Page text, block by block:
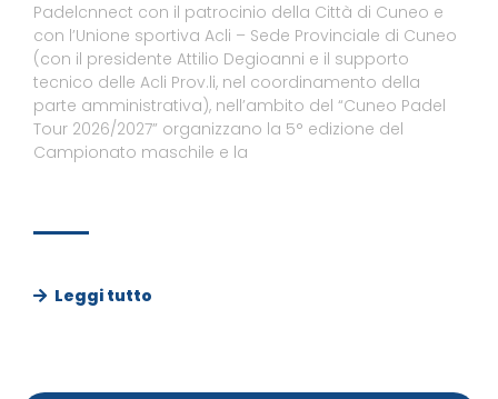
Padelcnnect con il patrocinio della Città di Cuneo e
con l’Unione sportiva Acli – Sede Provinciale di Cuneo
(con il presidente Attilio Degioanni e il supporto
tecnico delle Acli Prov.li, nel coordinamento della
parte amministrativa), nell’ambito del “Cuneo Padel
Tour 2026/2027” organizzano la 5° edizione del
Campionato maschile e la
Leggi tutto